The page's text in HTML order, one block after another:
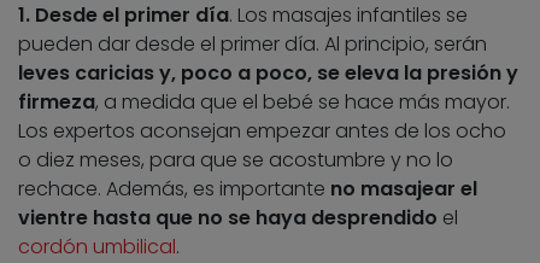
1. Desde el primer día. Los masajes infantiles se
pueden dar desde el primer día. Al principio, serán
leves caricias y, poco a poco, se eleva la presión y
firmeza, a medida que el bebé se hace más mayor.
Los expertos aconsejan empezar antes de los ocho
o diez meses, para que se acostumbre y no lo
rechace. Además, es importante no masajear el
vientre hasta que no se haya desprendido el
cordón umbilical.